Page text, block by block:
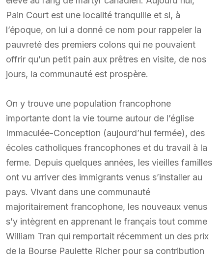
Pain Court est une localité tranquille et si, à
l’époque, on lui a donné ce nom pour rappeler la
pauvreté des premiers colons qui ne pouvaient
offrir qu’un petit pain aux prêtres en visite, de nos
jours, la communauté est prospère.
On y trouve une population francophone
importante dont la vie tourne autour de l’église
Immaculée-Conception (aujourd’hui fermée), des
écoles catholiques francophones et du travail à la
ferme. Depuis quelques années, les vieilles familles
ont vu arriver des immigrants venus s’installer au
pays. Vivant dans une communauté
majoritairement francophone, les nouveaux venus
s’y intègrent en apprenant le français tout comme
William Tran qui remportait récemment un des prix
de la Bourse Paulette Richer pour sa contribution